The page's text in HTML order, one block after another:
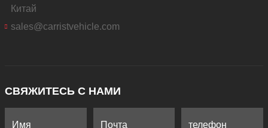
Китай
sales@carristvehicle.com
СВЯЖИТЕСЬ С НАМИ